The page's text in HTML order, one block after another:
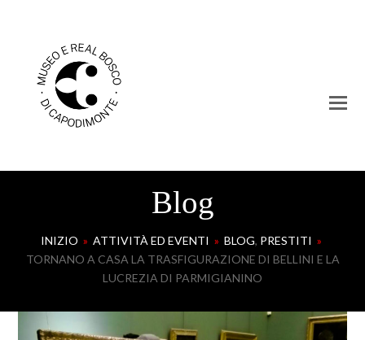
Blog
INIZIO » ATTIVITÀ ED EVENTI » BLOG, PRESTITI »
TORNANO A CASA LA TRASFIGURAZIONE DI BELLINI E LA
LUCREZIA DI PARMIGIANINO